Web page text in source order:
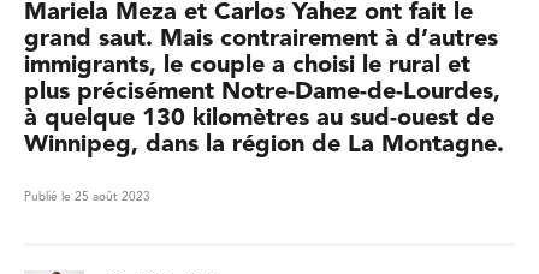
Mariela Meza et Carlos Yahez ont fait le
grand saut. Mais contrairement à d’autres
immigrants, le couple a choisi le rural et
plus précisément Notre-Dame-de-Lourdes,
à quelque 130 kilomètres au sud-ouest de
Winnipeg, dans la région de La Montagne.
Publié le 25 août 2023